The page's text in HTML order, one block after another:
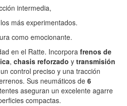
intermedia,
más experimentados.
como emocionante.
en el Ratte. Incorpora frenos de
, chasis reforzado y transmisión
control preciso y una tracción
Sus neumáticos de 6
aseguran un excelente agarre
compactas.